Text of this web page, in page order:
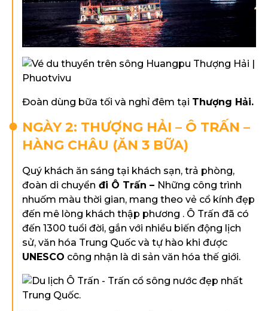
Đoàn dùng bữa tối và nghỉ đêm tại Thượng Hải.
NGÀY 2: THƯỢNG HẢI – Ô TRẤN –
HÀNG CHÂU (ĂN 3 BỮA)
Quý khách ăn sáng tại khách sạn, trả phòng,
đoàn di chuyển đi Ô Trấn – Những công trình
nhuốm màu thời gian, mang theo vẻ cổ kính đẹp
đến mê lòng khách thập phương . Ô Trấn đã có
đến 1300 tuổi đời, gắn với nhiều biến động lịch
sử, văn hóa Trung Quốc và tự hào khi được
UNESCO công nhận là di sản văn hóa thế giới.